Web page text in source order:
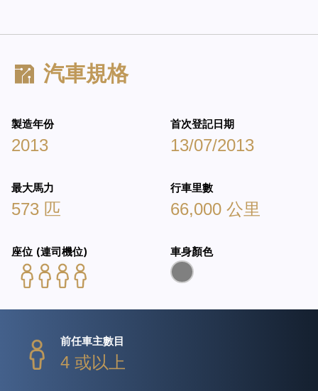
汽車規格
製造年份
2013
首次登記日期
13/07/2013
最大馬力
573 匹
行車里數
66,000 公里
座位 (連司機位) 車身顏色
前任車主數目
4 或以上